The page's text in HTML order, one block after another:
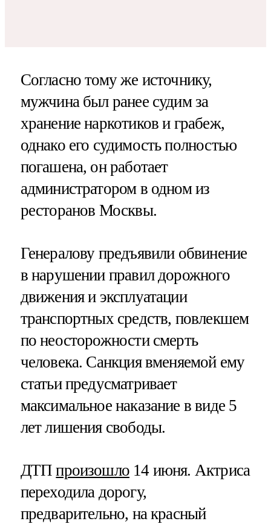
Согласно тому же источнику,
мужчина был ранее судим за
хранение наркотиков и грабеж,
однако его судимость полностью
погашена, он работает
администратором в одном из
ресторанов Москвы.
Генералову предъявили обвинение
в нарушении правил дорожного
движения и эксплуатации
транспортных средств, повлекшем
по неосторожности смерть
человека. Санкция вменяемой ему
статьи предусматривает
максимальное наказание в виде 5
лет лишения свободы.
ДТПпроизошло 14 июня. Актриса
переходила дорогу,
предварительно, на красный